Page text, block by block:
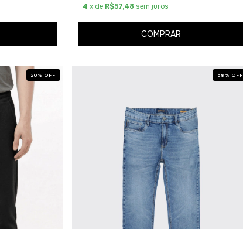
4 x de R$57,48 sem juros
COMPRAR
20 % OFF 58 % OFF